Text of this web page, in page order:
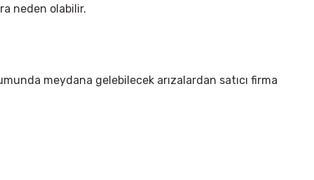
neden olabilir.
meydana gelebilecek arızalardan satıcı firma